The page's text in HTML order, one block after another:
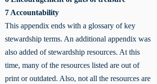
7 Accountability
This appendix ends with a glossary of key
stewardship terms. An additional appendix was
also added of stewardship resources. At this
time, many of the resources listed are out of
print or outdated. Also, not all the resources are